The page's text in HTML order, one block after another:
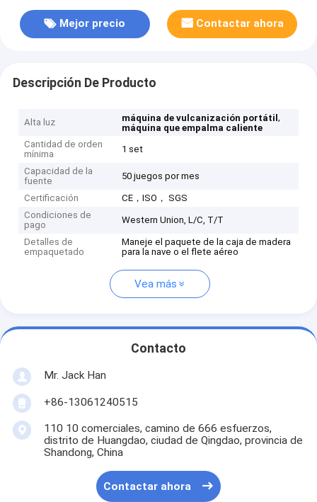
Mejor precio Contactar ahora
Descripción De Producto
Alta luz máquina de vulcanización portátil,
máquina que empalma caliente
Cantidad de orden
mínima
1 set
Capacidad de la
fuente
50 juegos por mes
Certificación
CE，ISO， SGS
Condiciones de
pago
Western Union, L/C, T/T
Detalles de
empaquetado
Maneje el paquete de la caja de madera
para la nave o el flete aéreo
Vea más
Contacto
Mr. Jack Han
+86-13061240515
110 10 comerciales, camino de 666 esfuerzos,
distrito de Huangdao, ciudad de Qingdao, provincia de
Shandong, China
Contactar ahora